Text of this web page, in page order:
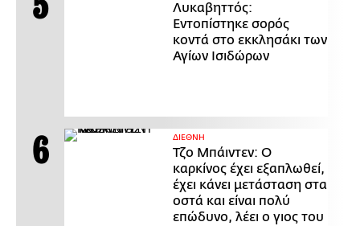
Λυκαβηττός:
Εντοπίστηκε σορός
κοντά στο εκκλησάκι των
Αγίων Ισιδώρων
ΔΙΕΘΝΗ
Τζο Μπάιντεν: Ο
καρκίνος έχει εξαπλωθεί,
έχει κάνει μετάσταση στα
οστά και είναι πολύ
επώδυνο, λέει ο γιος του